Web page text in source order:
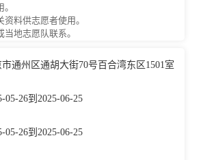
料供志愿者使用。
地志愿队联系。
市通州区通胡大街70号百合湾东区1501室
05-26到2025-06-25
05-26到2025-06-25